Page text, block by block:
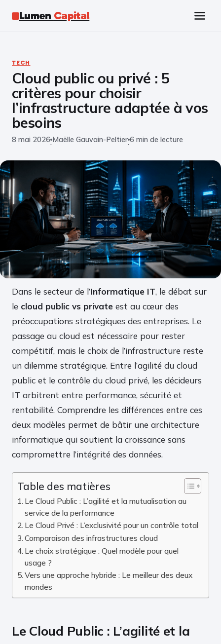
Lumen Capital
Business
Finance
Marketing
Emploi
TECH
Cloud public ou privé : 5
critères pour choisir
l’infrastructure adaptée à vos
besoins
8 mai 2026
·
Maëlle Gauvain-Peltier
·
6 min de lecture
Dans le secteur de l’Informatique IT, le débat sur
le cloud public vs private est au cœur des
préoccupations stratégiques des entreprises. Le
passage au cloud est nécessaire pour rester
compétitif, mais le choix de l’infrastructure reste
un dilemme stratégique. Entre l’agilité du cloud
public et le contrôle du cloud privé, les décideurs
IT arbitrent entre performance, sécurité et
rentabilité. Comprendre les différences entre ces
deux modèles permet de bâtir une architecture
informatique qui soutient la croissance sans
compromettre l’intégrité des données.
Table des matières
Le Cloud Public : L’agilité et la mutualisation au
service de la performance
Le Cloud Privé : L’exclusivité pour un contrôle total
Comparaison des infrastructures cloud
Le choix stratégique : Quel modèle pour quel
usage ?
Vers une approche hybride : Le meilleur des deux
mondes
Le Cloud Public : L’agilité et la